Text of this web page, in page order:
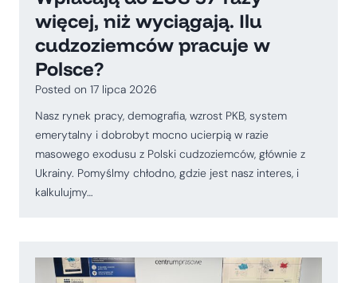
więcej, niż wyciągają. Ilu
cudzoziemców pracuje w
Polsce?
Posted on 17 lipca 2026
Nasz rynek pracy, demografia, wzrost PKB, system
emerytalny i dobrobyt mocno ucierpią w razie
masowego exodusu z Polski cudzoziemców, głównie z
Ukrainy. Pomyślmy chłodno, gdzie jest nasz interes, i
kalkulujmy…